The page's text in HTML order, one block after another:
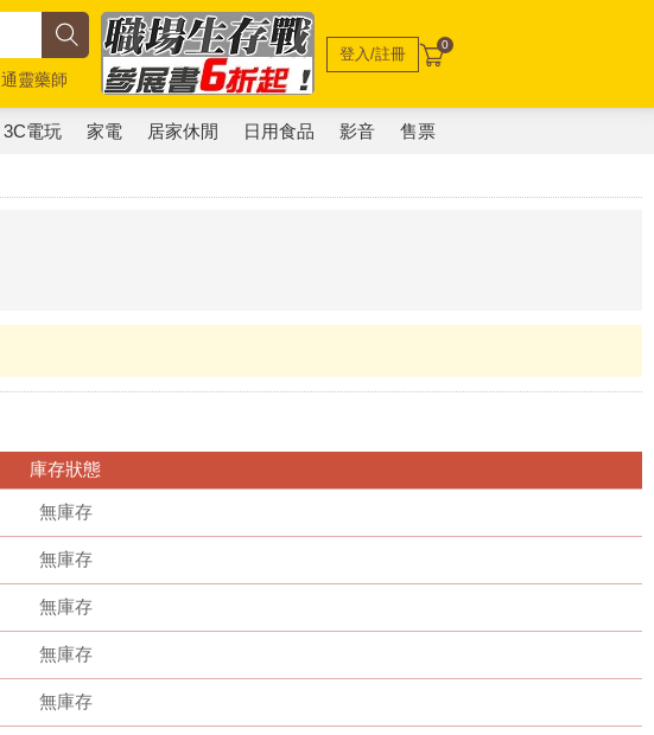
通靈藥師
登入/註冊 0
3C電玩 家電 居家休閒 日用食品 影音 售票
庫存狀態
無庫存
無庫存
無庫存
無庫存
無庫存